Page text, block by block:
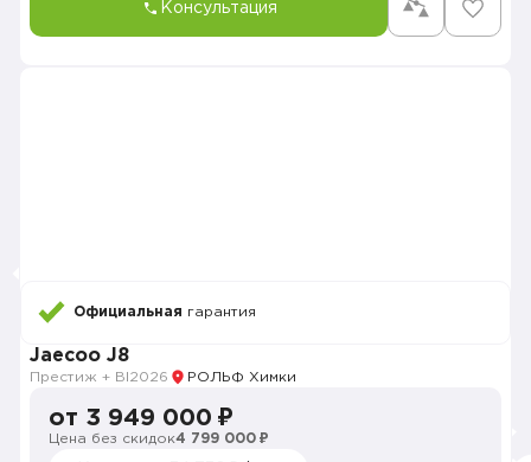
Консультация
Официальная гарантия
Jaecoo J8
Престиж + Bl 2026 РОЛЬФ Химки
от 3 949 000 ₽
Цена без скидок4 799 000 ₽